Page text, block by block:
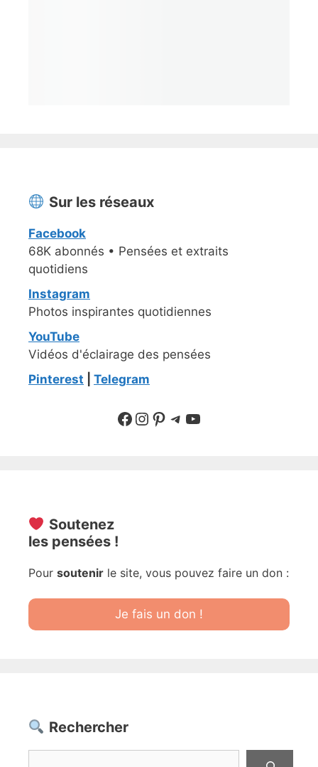
Sur les réseaux
Facebook
68K abonnés • Pensées et extraits
quotidiens
Instagram
Photos inspirantes quotidiennes
YouTube
Vidéos d'éclairage des pensées
Pinterest
Telegram
Suivre sur Facebook
Suivre sur Instagram
Pinterest
Sur Telegram
YouTube
Soutenez
les pensées !
Pour soutenir le site, vous pouvez faire un don :
Je fais un don !
Rechercher